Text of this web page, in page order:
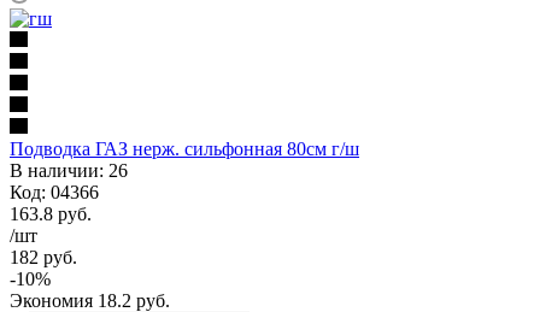
Подводка ГАЗ нерж. сильфонная 80см г/ш
В наличии: 26
Код: 04366
163.8 руб.
/шт
182 руб.
-10%
Экономия 18.2 руб.